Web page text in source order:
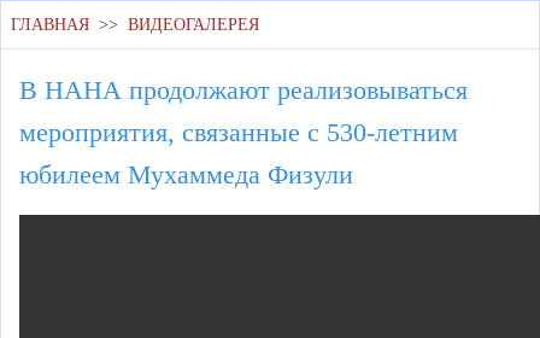
ГЛАВНАЯ >> ВИДЕОГАЛЕРЕЯ
В НАНА продолжают реализовываться
мероприятия, связанные с 530-летним
юбилеем Мухаммеда Физули